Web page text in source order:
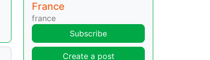
France
france
Subscribe
Create a post